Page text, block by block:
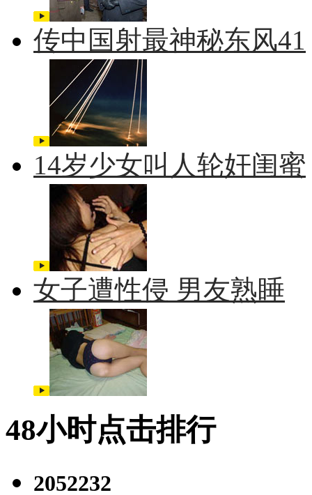
传中国射最神秘东风41
14岁少女叫人轮奸闺蜜
女子遭性侵 男友熟睡
48小时点击排行
2052232